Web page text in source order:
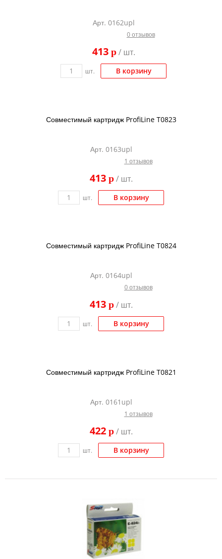
Арт. 0162upl
0 отзывов
413 p/ шт.
шт. В корзину
Совместимый картридж ProfiLine T0823
Арт. 0163upl
1 отзывов
413 p/ шт.
шт. В корзину
Совместимый картридж ProfiLine T0824
Арт. 0164upl
0 отзывов
413 p/ шт.
шт. В корзину
Совместимый картридж ProfiLine T0821
Арт. 0161upl
1 отзывов
422 p/ шт.
шт. В корзину